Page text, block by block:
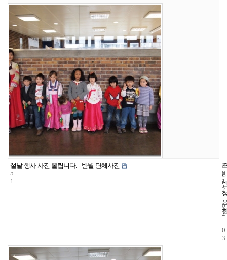
1
5
1
설날 행사 사진 올립니다. - 반별 단체사진
4
2
2
0
1
2
-
0
2
-
0
3